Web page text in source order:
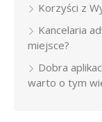
Korzyści z
Kancelaria
miejsce?
Dobra
warto o tym